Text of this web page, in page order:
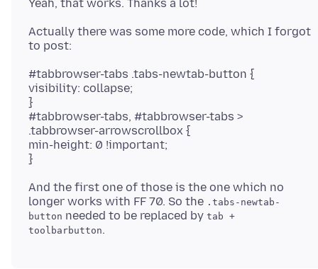
Actually there was some more code, which I forgot
#tabbrowser-tabs .tabs-newtab-button {
visibility: collapse;
}
#tabbrowser-tabs, #tabbrowser-tabs >
.tabbrowser-arrowscrollbox {
min-height: 0 !important;
And the first one of those is the one which no
longer works with FF 70. So the .tabs-newtab-
button needed to be replaced by tab +
toolbarbutton